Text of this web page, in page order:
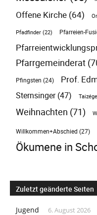
Offene Kirche (64)
Pfadfinder (22) Pfarreien-
Pfarrgemeinderat
Pfingsten (24) Prof.
Sternsinger(47)
Weihnachten (71)
Willkommen+Abschied (27)
Ökumene in
Zuletzt geänderte Seiten
Jugend 6. August 2026